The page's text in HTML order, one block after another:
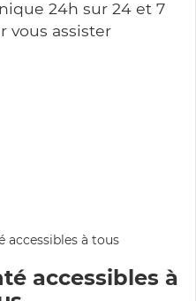
24h sur 24 et 7
vous assister
accessibles à